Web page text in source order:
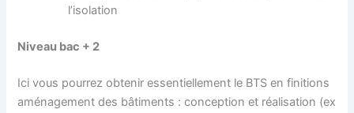
l’isolation
Niveau bac + 2
Ici vous pourrez obtenir essentiellement le BTS en finitions
aménagement des bâtiments : conception et réalisation (ex